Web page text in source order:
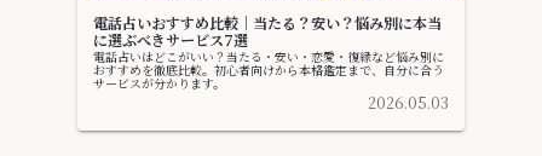
電話占いおすすめ比較｜当たる？安い？悩み別に本当
に選ぶべきサービス7選
電話占いはどこがいい？当たる・安い・恋愛・復縁など悩み別に
おすすめを徹底比較。初心者向けから本格鑑定まで、自分に合う
サービスが分かります。
2026.05.03